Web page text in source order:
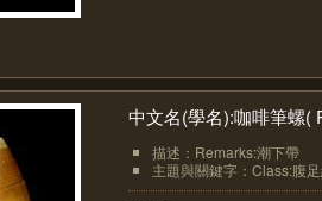
中文名(學名):咖啡筆螺(
描述：Remarks:潮下帶
主題與關鍵字：Class:腹